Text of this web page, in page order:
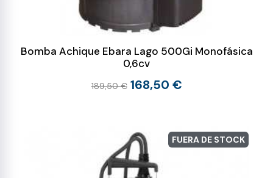
Bomba Achique Ebara Lago 500Gi Monofásica
0,6cv
189,50 € 168,50 €
FUERA DE STOCK